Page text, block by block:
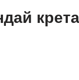
крета